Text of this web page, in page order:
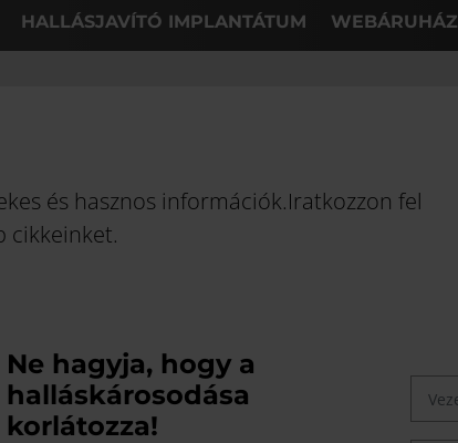
HALLÁSJAVÍTÓ IMPLANTÁTUM WEBÁRUHÁZ
és hasznos információk.Iratkozzon fel
cikkeinket.
Ne hagyja, hogy a
halláskárosodása
korlátozza!